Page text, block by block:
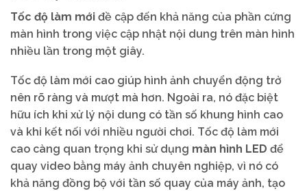
Tốc độ làm mới đề cập đến khả năng của phần cứng
màn hình trong việc cập nhật nội dung trên màn hình
nhiều lần trong một giây.
Tốc độ làm mới cao giúp hình ảnh chuyển động trở
nên rõ ràng và mượt mà hơn. Ngoài ra, nó đặc biệt
hữu ích khi xử lý nội dung có tần số khung hình cao
và khi kết nối với nhiều người chơi. Tốc độ làm mới
cao càng quan trọng khi sử dụng màn hình LED để
quay video bằng máy ảnh chuyên nghiệp, vì nó có
khả năng đồng bộ với tần số quay của máy ảnh, tạo